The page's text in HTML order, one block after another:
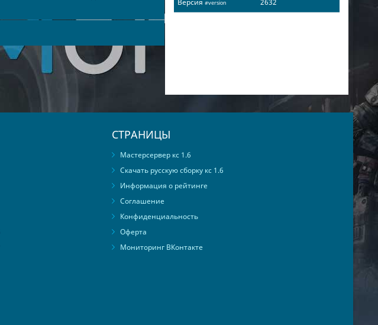
Версия #version 2632
СТРАНИЦЫ
Мастерсервер кс 1.6
Скачать русскую сборку кс 1.6
Информация о рейтинге
Соглашение
Конфиденциальность
Оферта
Мониторинг ВКонтакте